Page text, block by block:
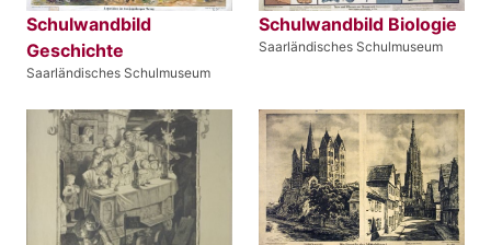
Schulwandbild
Geschichte
Saarländisches Schulmuseum
Schulwandbild Biologie
Saarländisches Schulmuseum